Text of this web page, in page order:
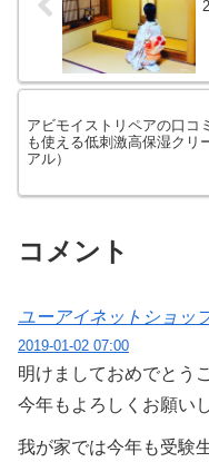
アビモイストリペアの口コ
も使える低刺激高保湿クリ
アル）
コメント
ユーアイネットショッ
2019-01-02 07:00
明けましておめでとう
今年もよろしくお願い
我が家では今年も受験生